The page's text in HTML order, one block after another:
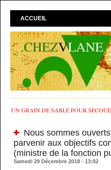
ACCUEIL
UN GRAIN DE SABLE POUR
Nous sommes
parvenir aux objectifs
(ministre de la fonction
Samedi 29 Décembre 2018 - 13:02